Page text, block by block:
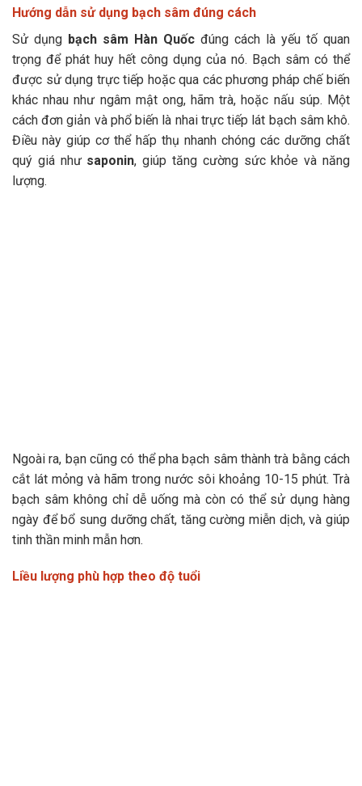
Hướng dẫn sử dụng bạch sâm đúng cách
Sử dụng bạch sâm Hàn Quốc đúng cách là yếu tố quan
trọng để phát huy hết công dụng của nó. Bạch sâm có thể
được sử dụng trực tiếp hoặc qua các phương pháp chế biến
khác nhau như ngâm mật ong, hãm trà, hoặc nấu súp. Một
cách đơn giản và phổ biến là nhai trực tiếp lát bạch sâm khô.
Điều này giúp cơ thể hấp thụ nhanh chóng các dưỡng chất
quý giá như saponin, giúp tăng cường sức khỏe và năng
lượng.
Ngoài ra, bạn cũng có thể pha bạch sâm thành trà bằng cách
cắt lát mỏng và hãm trong nước sôi khoảng 10-15 phút. Trà
bạch sâm không chỉ dễ uống mà còn có thể sử dụng hàng
ngày để bổ sung dưỡng chất, tăng cường miễn dịch, và giúp
tinh thần minh mẫn hơn.
Liều lượng phù hợp theo độ tuổi